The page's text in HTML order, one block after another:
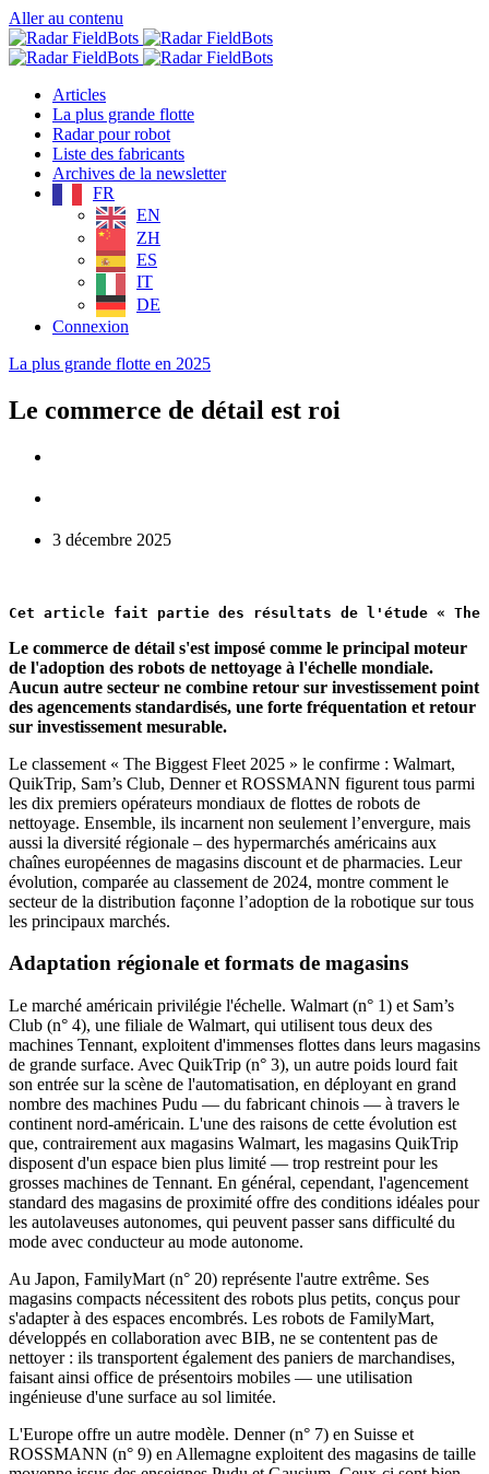
Aller au contenu
Articles
La plus grande flotte
Radar pour robot
Liste des fabricants
Archives de la newsletter
FR
EN
ZH
ES
IT
DE
Connexion
La plus grande flotte en 2025
Le commerce de détail est roi
3 décembre 2025
Cet article fait partie des résultats de l'étude « The
Le commerce de détail s'est imposé comme le principal moteur
de l'adoption des robots de nettoyage à l'échelle mondiale.
Aucun autre secteur ne combine retour sur investissement point
des agencements standardisés, une forte fréquentation et retour
sur investissement mesurable.
Le classement « The Biggest Fleet 2025 » le confirme : Walmart,
QuikTrip, Sam’s Club, Denner et ROSSMANN figurent tous parmi
les dix premiers opérateurs mondiaux de flottes de robots de
nettoyage. Ensemble, ils incarnent non seulement l’envergure, mais
aussi la diversité régionale – des hypermarchés américains aux
chaînes européennes de magasins discount et de pharmacies. Leur
évolution, comparée au classement de 2024, montre comment le
secteur de la distribution façonne l’adoption de la robotique sur tous
les principaux marchés.
Adaptation régionale et formats de magasins
Le marché américain privilégie l'échelle. Walmart (n° 1) et Sam’s
Club (n° 4), une filiale de Walmart, qui utilisent tous deux des
machines Tennant, exploitent d'immenses flottes dans leurs magasins
de grande surface. Avec QuikTrip (n° 3), un autre poids lourd fait
son entrée sur la scène de l'automatisation, en déployant en grand
nombre des machines Pudu — du fabricant chinois — à travers le
continent nord-américain. L'une des raisons de cette évolution est
que, contrairement aux magasins Walmart, les magasins QuikTrip
disposent d'un espace bien plus limité — trop restreint pour les
grosses machines de Tennant. En général, cependant, l'agencement
standard des magasins de proximité offre des conditions idéales pour
les autolaveuses autonomes, qui peuvent passer sans difficulté du
mode avec conducteur au mode autonome.
Au Japon, FamilyMart (n° 20) représente l'autre extrême. Ses
magasins compacts nécessitent des robots plus petits, conçus pour
s'adapter à des espaces encombrés. Les robots de FamilyMart,
développés en collaboration avec BIB, ne se contentent pas de
nettoyer : ils transportent également des paniers de marchandises,
faisant ainsi office de présentoirs mobiles — une utilisation
ingénieuse d'une surface au sol limitée.
L'Europe offre un autre modèle. Denner (n° 7) en Suisse et
ROSSMANN (n° 9) en Allemagne exploitent des magasins de taille